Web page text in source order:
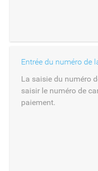
Entrée du numéro de
La saisie du numéro
saisir le numéro de
paiement.